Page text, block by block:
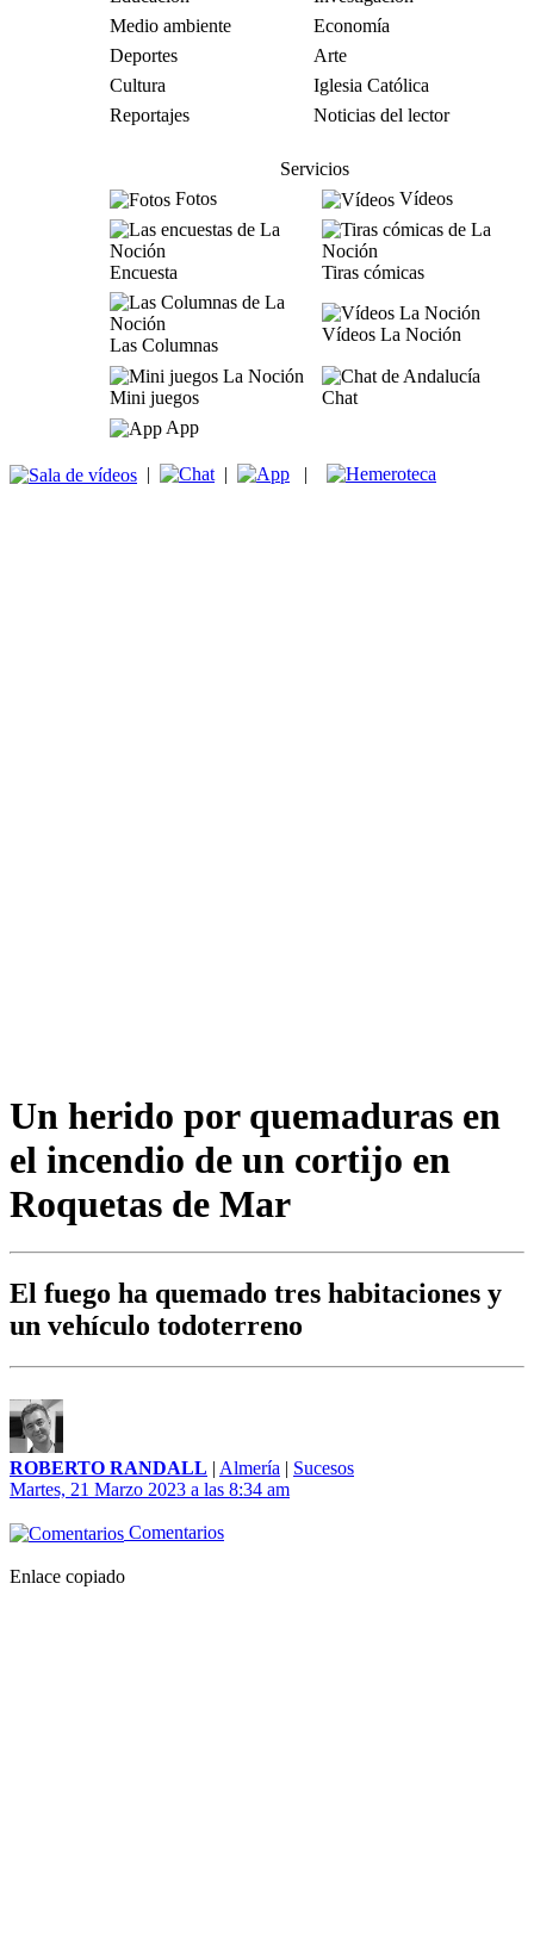
Medio ambiente
Economía
Deportes
Arte
Cultura
Iglesia Católica
Reportajes
Noticias del lector
Servicios
Fotos
Vídeos
Encuesta Tiras cómicas
Las Columnas
Vídeos La Noción
Mini juegos
Chat
App
| | |
Un herido por quemaduras en
el incendio de un cortijo en
Roquetas de Mar
El fuego ha quemado tres habitaciones y
un vehículo todoterreno
ROBERTO RANDALL | Almería | Sucesos
Martes, 21 Marzo 2023 a las 8:34 am
Comentarios
Enlace copiado